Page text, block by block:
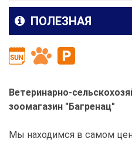
ПОЛЕЗНАЯ
Ветеринарно-
зоомагазин "Багренац"
Мы находимся в самом